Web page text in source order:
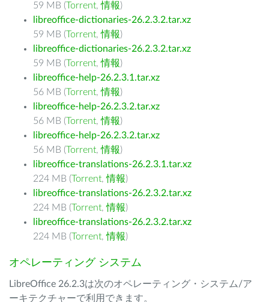
59 MB (Torrent,情報)
libreoffice-dictionaries-26.2.3.2.tar.xz
59 MB (Torrent,情報)
libreoffice-dictionaries-26.2.3.2.tar.xz
59 MB (Torrent,情報)
libreoffice-help-26.2.3.1.tar.xz
56 MB (Torrent,情報)
libreoffice-help-26.2.3.2.tar.xz
56 MB (Torrent,情報)
libreoffice-help-26.2.3.2.tar.xz
56 MB (Torrent,情報)
libreoffice-translations-26.2.3.1.tar.xz
224 MB (Torrent,情報)
libreoffice-translations-26.2.3.2.tar.xz
224 MB (Torrent,情報)
libreoffice-translations-26.2.3.2.tar.xz
224 MB (Torrent,情報)
オペレーティング システム
LibreOffice 26.2.3は次のオペレーティング・システム/ア
ーキテクチャーで利用できます。